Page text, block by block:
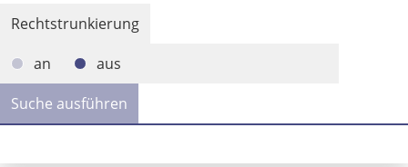
Rechtstrunkierung
an
aus